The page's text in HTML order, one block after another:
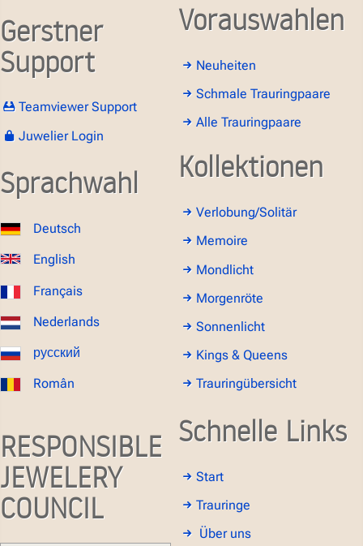
Gerstner
Support
Teamviewer Support
Juwelier Login
Sprachwahl
Deutsch
English
Français
Nederlands
русский
Român
RESPONSIBLE
JEWELERY
COUNCIL
Vorauswahlen
Neuheiten
Schmale Trauringpaare
Alle Trauringpaare
Kollektionen
Verlobung/Solitär
Memoire
Mondlicht
Morgenröte
Sonnenlicht
Kings & Queens
Trauringübersicht
Schnelle Links
Start
Trauringe
Über uns